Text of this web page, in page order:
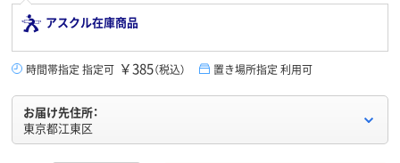
アスクル在庫商品
時間帯指定 指定可 ￥385（税込） 置き場所指定 利用可
お届け先住所：
東京都江東区